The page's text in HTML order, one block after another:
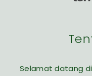
Selamat datang di